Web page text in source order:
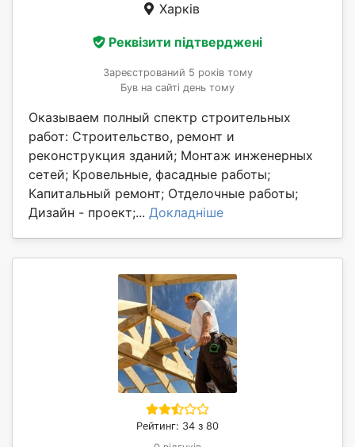
Харків
Реквізити підтверджені
Зареєстрований 5 років тому
Був на сайті день тому
Оказываем полный спектр строительных
работ: Строительство, ремонт и
реконструкция зданий; Монтаж инженерных
сетей; Кровельные, фасадные работы;
Капитальный ремонт; Отделочные работы;
Дизайн - проект;... Докладніше
Рейтинг: 34 з 80